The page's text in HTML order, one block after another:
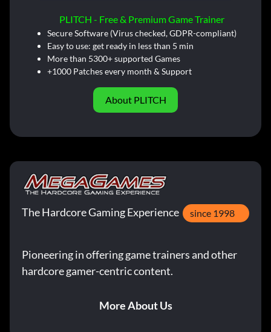
PLITCH - Free & Premium Game Trainer
Secure Software (Virus checked, GDPR-compliant)
Easy to use: get ready in less than 5 min
More than 5300+ supported Games
+1000 Patches every month & Support
About PLITCH
The Hardcore Gaming Experience since 1998
Pioneering in offering game trainers and other
hardcore gamer-centric content.
More About Us